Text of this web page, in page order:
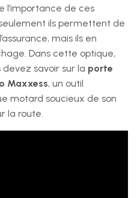
l’importance de ces
ils permettent de
mais ils en
Dans cette optique,
savoir sur la porte
Maxxess, un outil
motard soucieux de son
la route.